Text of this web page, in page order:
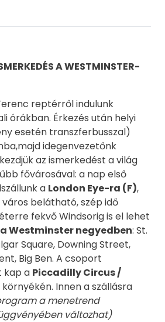
A WESTMINSTER-
reptérről indulunk
órákban. Érkezés után helyi
esetén transzferbusszal)
idegenvezetőnk
az ismerkedést a világ
fővárosával: a nap első
a London Eye-ra (F),
belátható, szép idő
fekvő Windsorig is el lehet
Westminster negyedben: St.
Square, Downing Street,
Big Ben. A csoport
kap a Piccadilly Circus /
környékén. Innen a szállásra
a menetrend
változhat)